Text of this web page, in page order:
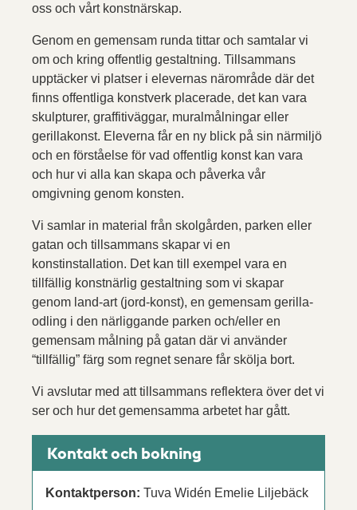
oss och vårt konstnärskap.
Genom en gemensam runda tittar och samtalar vi
om och kring offentlig gestaltning. Tillsammans
upptäcker vi platser i elevernas närområde där det
finns offentliga konstverk placerade, det kan vara
skulpturer, graffitiväggar, muralmålningar eller
gerillakonst. Eleverna får en ny blick på sin närmiljö
och en förståelse för vad offentlig konst kan vara
och hur vi alla kan skapa och påverka vår
omgivning genom konsten.
Vi samlar in material från skolgården, parken eller
gatan och tillsammans skapar vi en
konstinstallation. Det kan till exempel vara en
tillfällig konstnärlig gestaltning som vi skapar
genom land-art (jord-konst), en gemensam gerilla-
odling i den närliggande parken och/eller en
gemensam målning på gatan där vi använder
“tillfällig” färg som regnet senare får skölja bort.
Vi avslutar med att tillsammans reflektera över det vi
ser och hur det gemensamma arbetet har gått.
Kontakt och bokning
Kontaktperson: Tuva Widén Emelie Liljebäck